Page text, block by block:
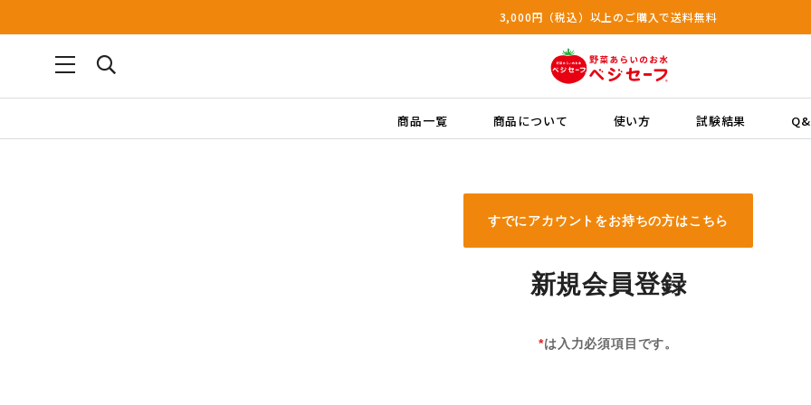
3,000円（税込）以上のご購入で送料無料
商品一覧 商品について 使い方 試験結果
すでにアカウントをお持ちの方はこちら
新規会員登録
*は入力必須項目です。